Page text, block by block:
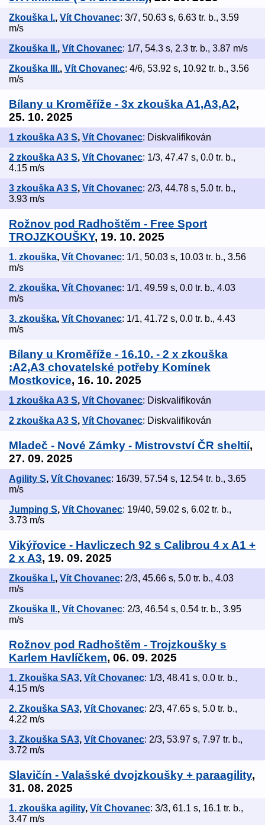
Zkouška I., Vít Chovanec: 3/7, 50.63 s, 6.63 tr. b., 3.59
m/s
Zkouška II., Vít Chovanec: 1/7, 54.3 s, 2.3 tr. b., 3.87 m/s
Zkouška III., Vít Chovanec: 4/6, 53.92 s, 10.92 tr. b., 3.56
m/s
Bílany u Kroměříže - 3x zkouška A1,A3,A2,
25. 10. 2025
1 zkouška A3 S, Vít Chovanec: Diskvalifikován
2 zkouška A3 S, Vít Chovanec: 1/3, 47.47 s, 0.0 tr. b.,
4.15 m/s
3 zkouška A3 S, Vít Chovanec: 2/3, 44.78 s, 5.0 tr. b.,
3.93 m/s
Rožnov pod Radhoštěm - Free Sport
TROJZKOUŠKY, 19. 10. 2025
1. zkouška, Vít Chovanec: 1/1, 50.03 s, 10.03 tr. b., 3.56
m/s
2. zkouška, Vít Chovanec: 1/1, 49.59 s, 0.0 tr. b., 4.03
m/s
3. zkouška, Vít Chovanec: 1/1, 41.72 s, 0.0 tr. b., 4.43
m/s
Bílany u Kroměříže - 16.10. - 2 x zkouška
:A2,A3 chovatelské potřeby Komínek
Mostkovice, 16. 10. 2025
1 zkouška A3 S, Vít Chovanec: Diskvalifikován
2 zkouška A3 S, Vít Chovanec: Diskvalifikován
Mladeč - Nové Zámky - Mistrovství ČR sheltií,
27. 09. 2025
Agility S, Vít Chovanec: 16/39, 57.54 s, 12.54 tr. b., 3.65
m/s
Jumping S, Vít Chovanec: 19/40, 59.02 s, 6.02 tr. b.,
3.73 m/s
Vikýřovice - Havliczech 92 s Calibrou 4 x A1 +
2 x A3, 19. 09. 2025
Zkouška I., Vít Chovanec: 2/3, 45.66 s, 5.0 tr. b., 4.03
m/s
Zkouška II., Vít Chovanec: 2/3, 46.54 s, 0.54 tr. b., 3.95
m/s
Rožnov pod Radhoštěm - Trojzkoušky s
Karlem Havlíčkem, 06. 09. 2025
1. Zkouška SA3, Vít Chovanec: 1/3, 48.41 s, 0.0 tr. b.,
4.15 m/s
2. Zkouška SA3, Vít Chovanec: 2/3, 47.65 s, 5.0 tr. b.,
4.22 m/s
3. Zkouška SA3, Vít Chovanec: 2/3, 53.97 s, 7.97 tr. b.,
3.72 m/s
Slavičín - Valašské dvojzkoušky + paraagility,
31. 08. 2025
1. zkouška agility, Vít Chovanec: 3/3, 61.1 s, 16.1 tr. b.,
3.47 m/s